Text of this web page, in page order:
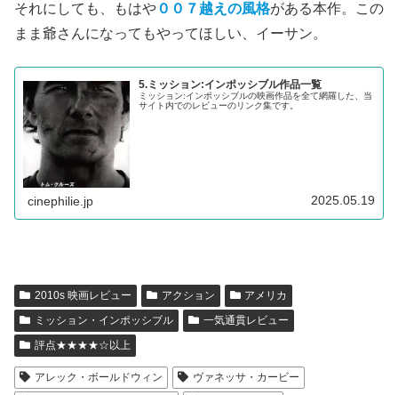
それにしても、もはや００７越えの風格がある本作。この
まま爺さんになってもやってほしい、イーサン。
5.ミッション:インポッシブル作品一覧
ミッション:インポッシブルの映画作品を全て網羅した、当
サイト内でのレビューのリンク集です。
cinephilie.jp 2025.05.19
2010s 映画レビュー アクション
アメリカ
ミッション・インポッシブル
一気通貫レビュー
評点★★★★☆以上
アレック・ボールドウィン
ヴァネッサ・カービー